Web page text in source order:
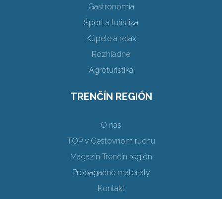
Gastronómia
Šport a turistika
Kúpele a relax
Rozhľadne
Agroturistika
TRENČÍN REGIÓN
O nás
TOP v Cestovnom ruchu
Magazín Trenčín región
Propagačné materiály
Kontakt